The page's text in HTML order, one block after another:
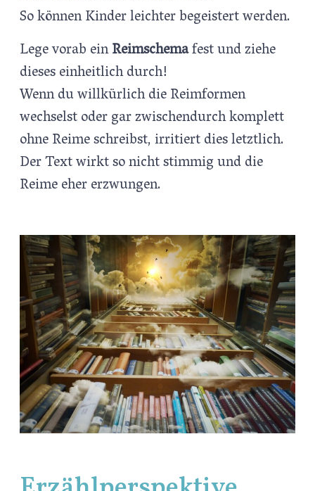
So können Kinder leichter begeistert werden.
Lege vorab einReimschemafest und ziehe
dieses einheitlich durch!
Wenn du willkürlich die Reimformen
wechselst oder gar zwischendurch komplett
ohne Reime schreibst, irritiert dies letztlich.
Der Text wirkt so nicht stimmig und die
Reime eher erzwungen.